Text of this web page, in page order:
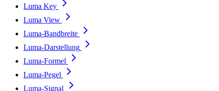
Luma Key
Luma View
Luma-Bandbreite
Luma-Darstellung
Luma-Formel
Luma-Pegel
Luma-Signal